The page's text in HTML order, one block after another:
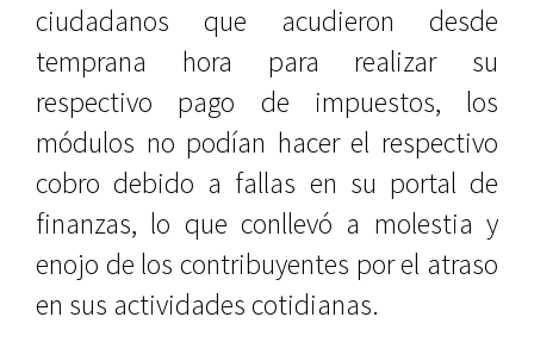
ciudadanos que acudieron desde
temprana hora para realizar su
respectivo pago de impuestos, los
módulos no podían hacer el respectivo
cobro debido a fallas en su portal de
finanzas, lo que conllevó a molestia y
enojo de los contribuyentes por el atraso
en sus actividades cotidianas.